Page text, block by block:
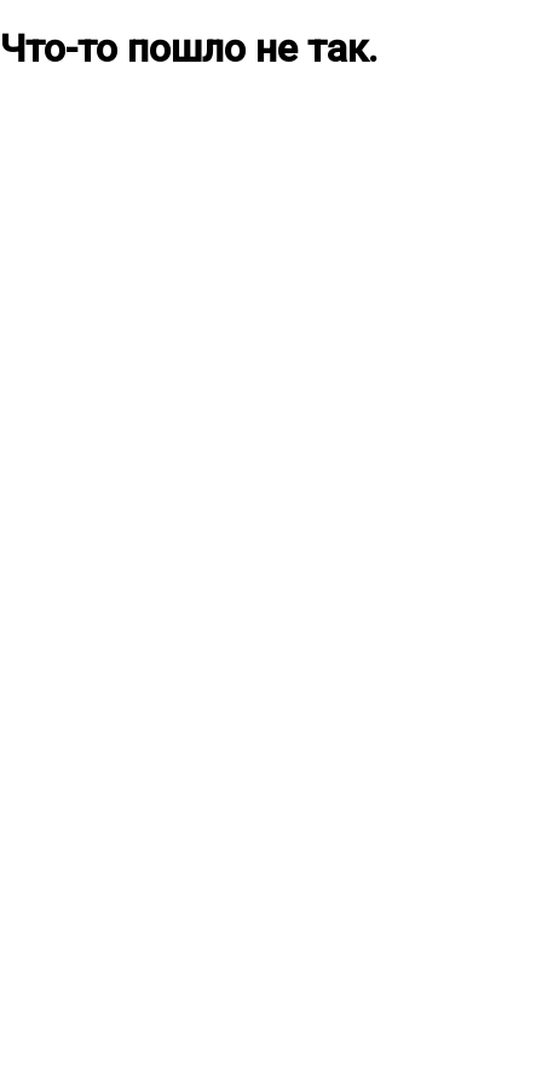
Что-то пошло не так.